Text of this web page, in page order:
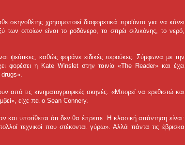
χρησιμοποιεί διαφορετικά προϊόντα για να κάνει
των οποίων είναι το ροδόνερο, το σπρέι σιλικόνης, το νερό,
ψεύτικες, καθώς φοράνε ειδικές περούκες. Σύμφωνα με την
φορέσει η Κate Winslet στην ταινία «The Reader» και έχει
drugs».
από τις κινηματογραφικές σκηνές. «Μπορεί να ερεθιστώ και
είχε πει ο Sean Connery.
και υποτίθεται ότι δεν θα έπρεπε. Η κλασική απάντηση είναι:
τεχνικοί που στέκονται γύρω». Αλλά πάντα τις έβρισκα